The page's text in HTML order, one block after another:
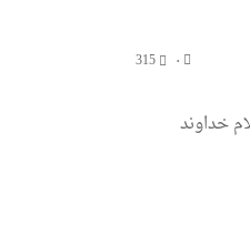
۰ 315
آیات، کلام خداوند